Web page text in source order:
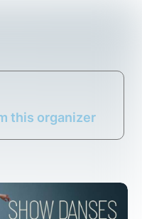
this organizer